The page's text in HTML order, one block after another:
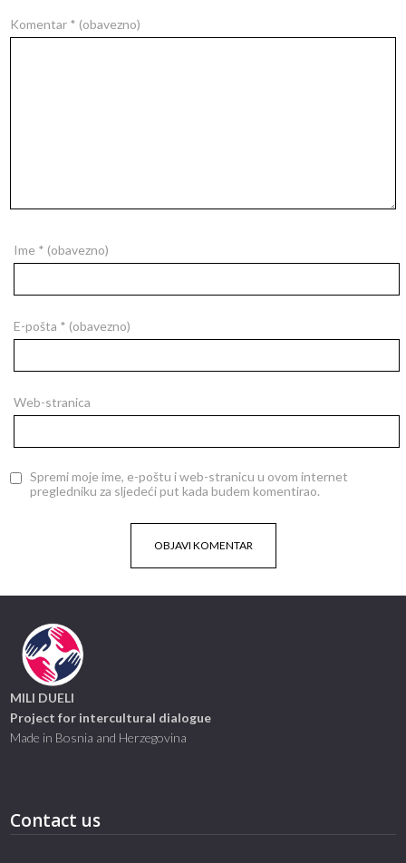
Komentar * (obavezno)
Ime * (obavezno)
E-pošta * (obavezno)
Web-stranica
Spremi moje ime, e-poštu i web-stranicu u ovom internet
pregledniku za sljedeći put kada budem komentirao.
MILI DUELI
Project for intercultural dialogue
Made in Bosnia and Herzegovina
Contact us